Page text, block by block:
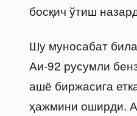
босқич ўтиш
Шу муносабат
Аи-92 русумли
ашё биржасига
ҳажмини оширди.